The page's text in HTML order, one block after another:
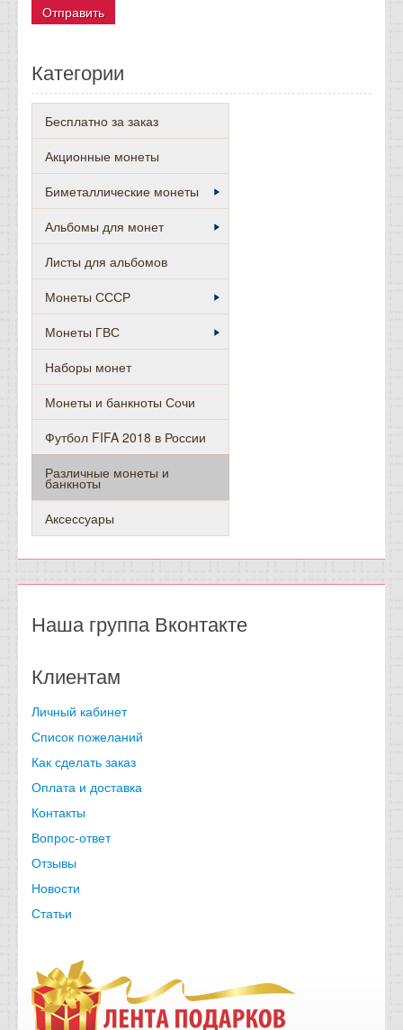
Категории
Бесплатно за заказ
Акционные монеты
Биметаллические монеты
Альбомы для монет
Листы для альбомов
Монеты СССР
Монеты ГВС
Наборы монет
Монеты и банкноты Сочи
Футбол FIFA 2018 в России
Различные монеты и
банкноты
Аксессуары
Наша группа Вконтакте
Клиентам
Личный кабинет
Список пожеланий
Как сделать заказ
Оплата и доставка
Контакты
Вопрос-ответ
Отзывы
Новости
Статьи